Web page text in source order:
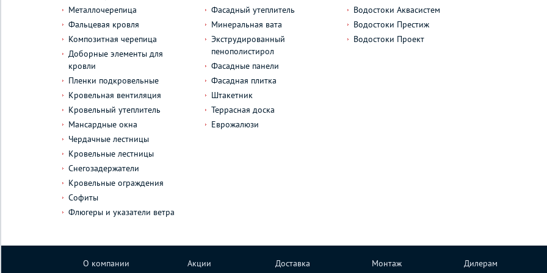
Металлочерепица
Фальцевая кровля
Композитная черепица
Доборные элементы для
кровли
Пленки подкровельные
Кровельная вентиляция
Кровельный утеплитель
Мансардные окна
Чердачные лестницы
Кровельные лестницы
Снегозадержатели
Кровельные ограждения
Софиты
Флюгеры и указатели ветра
Фасадный утеплитель
Минеральная вата
Экструдированный
пенополистирол
Фасадные панели
Фасадная плитка
Штакетник
Террасная доска
Еврожалюзи
Водостоки Аквасистем
Водостоки Престиж
Водостоки Проект
О компании Акции Доставка Монтаж Дилерам